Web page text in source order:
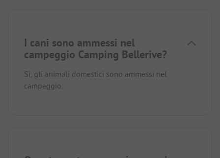
I cani sono ammessi nel
campeggio Camping Bellerive?
Sì, gli animali domestici sono ammessi nel
campeggio.